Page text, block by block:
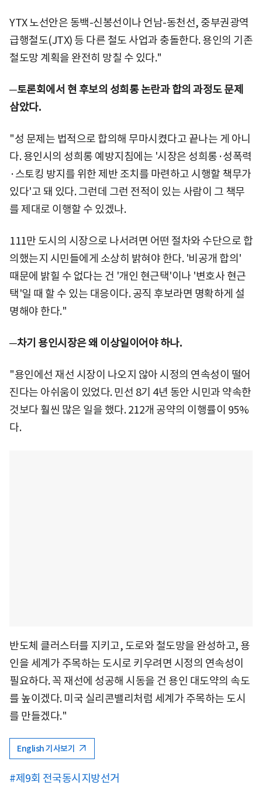
YTX 노선안은 동백-신봉선이나 언남-동천선, 중부권광역
급행철도(JTX) 등 다른 철도 사업과 충돌한다. 용인의 기존
철도망 계획을 완전히 망칠 수 있다."
─토론회에서 현 후보의 성희롱 논란과 합의 과정도 문제
삼았다.
"성 문제는 법적으로 합의해 무마시켰다고 끝나는 게 아니
다. 용인시의 성희롱 예방지침에는 '시장은 성희롱·성폭력
·스토킹 방지를 위한 제반 조치를 마련하고 시행할 책무가
있다'고 돼 있다. 그런데 그런 전적이 있는 사람이 그 책무
를 제대로 이행할 수 있겠나.
111만 도시의 시장으로 나서려면 어떤 절차와 수단으로 합
의했는지 시민들에게 소상히 밝혀야 한다. '비공개 합의'
때문에 밝힐 수 없다는 건 '개인 현근택'이나 '변호사 현근
택'일 때 할 수 있는 대응이다. 공직 후보라면 명확하게 설
명해야 한다."
─차기 용인시장은 왜 이상일이어야 하나.
"용인에선 재선 시장이 나오지 않아 시정의 연속성이 떨어
진다는 아쉬움이 있었다. 민선 8기 4년 동안 시민과 약속한
것보다 훨씬 많은 일을 했다. 212개 공약의 이행률이 95%
다.
반도체 클러스터를 지키고, 도로와 철도망을 완성하고, 용
인을 세계가 주목하는 도시로 키우려면 시정의 연속성이
필요하다. 꼭 재선에 성공해 시동을 건 용인 대도약의 속도
를 높이겠다. 미국 실리콘밸리처럼 세계가 주목하는 도시
를 만들겠다."
English 기사보기
#제9회 전국동시지방선거